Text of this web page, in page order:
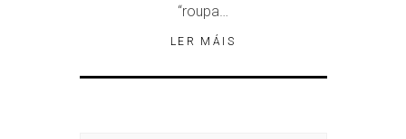
“roupa…
LER MÁIS